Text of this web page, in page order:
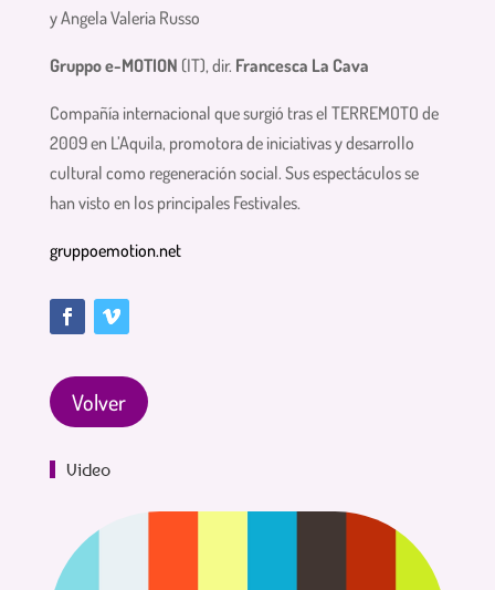
y Angela Valeria Russo
Gruppo e-MOTION (IT), dir. Francesca La Cava
Compañía internacional que surgió tras el TERREMOTO de
2009 en L’Aquila, promotora de iniciativas y desarrollo
cultural como regeneración social. Sus espectáculos se
han visto en los principales Festivales.
gruppoemotion.net
Volver
Video